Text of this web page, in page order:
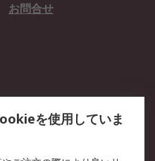
お問合せ
を使用していま